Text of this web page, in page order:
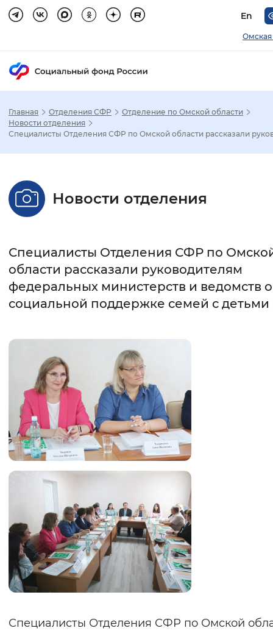
En
Омская
Настройка режима отображения
Стандартный Увеличенный
Интервал между буквами
Цвет сайта
Монохромный Инверсивный
Синий фон
Изображения
Включены Выключены
Звуковой ассистент
Воспроизвести Остановить
Вернуть стандартные настройки
Главная Отделения СФР
Отделение по Омской области
Новости отделения
Специалисты Отделения СФР по Омской области рассказали
Новости отделения
Специалисты Отделения СФР по
области рассказали руководителям
федеральных министерств и ведомств о
социальной поддержке семей с детьми
Специалисты Отделения СФР по Омской